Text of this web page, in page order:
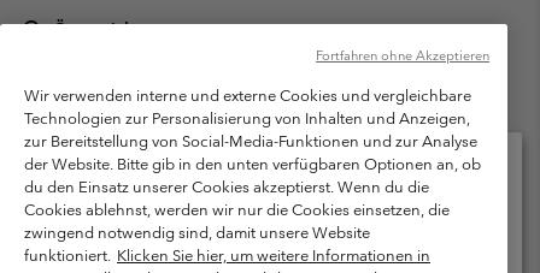
Österreich
Columbia Sportswear Austria GmbH. Moosfeldstraße 1, 5101
Bergheim, Salzburg Österreich. Alle Rechte vorbehalten.
Nutzungsbedingungen
Allgemeine Verkaufsbedingungen
Garantie
Datenschutzerklärung
Bestimmungen und Bedingungen des Mitglieder Programms
Nutzungsbedingungen Für Nutzergenerierte Inhalte
Wir verwenden interne und externe Cookies und vergleichbare
Technologien zur Personalisierung von Inhalten und Anzeigen,
zur Bereitstellung von Social-Media-Funktionen und zur Analyse
der Website. Bitte gib in den unten verfügbaren Optionen an, ob
du den Einsatz unserer Cookies akzeptierst. Wenn du die
Cookies ablehnst, werden wir nur die Cookies einsetzen, die
zwingend notwendig sind, damit unsere Website
funktioniert. Klicken Sie hier, um weitere Informationen in
Fortfahren ohne Akzeptieren
Bitte wählen Sie Ihr Lieferland und Ihre Sprache
Online-Einkauf verfügbar